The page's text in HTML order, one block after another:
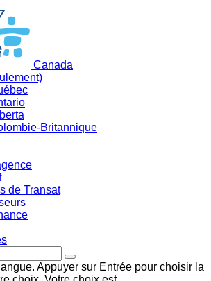
Canada
Britannique
de Transat
Appuyer sur Entrée pour choisir la